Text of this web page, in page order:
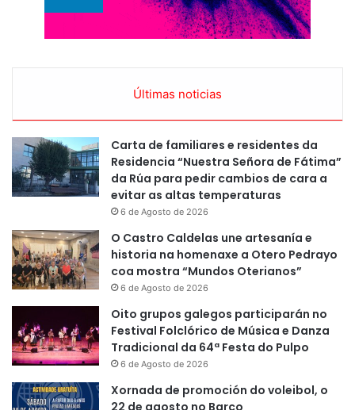
Últimas noticias
Carta de familiares e residentes da
Residencia “Nuestra Señora de Fátima”
da Rúa para pedir cambios de cara a
evitar as altas temperaturas
6 de Agosto de 2026
O Castro Caldelas une artesanía e
historia na homenaxe a Otero Pedrayo
coa mostra “Mundos Oterianos”
6 de Agosto de 2026
Oito grupos galegos participarán no
Festival Folclórico de Música e Danza
Tradicional da 64ª Festa do Pulpo
6 de Agosto de 2026
Xornada de promoción do voleibol, o
22 de agosto no Barco